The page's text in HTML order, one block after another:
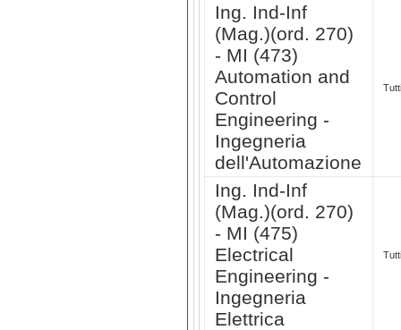
Ing. Ind-Inf
(Mag.)(ord. 270)
- MI (473)
Automation and
Control
Engineering -
Ingegneria
dell'Automazione
Ing. Ind-Inf
(Mag.)(ord. 270)
- MI (475)
Electrical
Engineering -
Ingegneria
Elettrica